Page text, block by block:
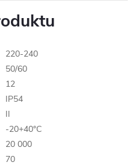
220-240
50/60
12
IP54
II
-20+40°C
20 000
70